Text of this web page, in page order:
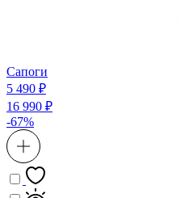
Сапоги
5 490 ₽
16 990 ₽
-67%